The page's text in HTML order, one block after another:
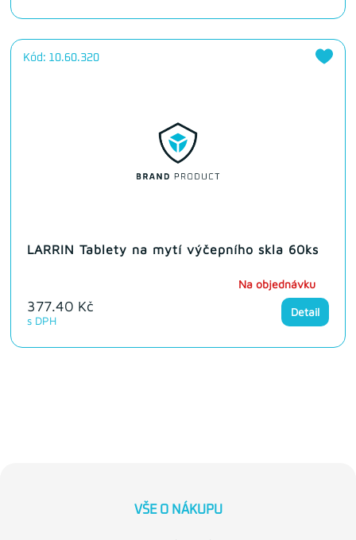
Kód: 10.60.320
LARRIN Tablety na mytí výčepního skla 60ks
377.40 Kč
s DPH
Na objednávku
Detail
VŠE O NÁKUPU